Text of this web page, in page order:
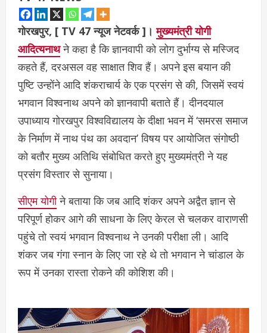
गोरखपुर, [ TV 47 न्‍यूज नेटवर्क ]। मुख्यमंत्री योगी
आदित्यनाथने कहा है कि ज्ञानवापी को लोग दुर्भाग्य से मस्जिद
कहते हैं, दरअसल वह साक्षात शिव हैं। अपने इस बयान की
पुष्टि उन्होंने आदि शंकराचार्य के एक प्रसंग से की, जिसमें स्वयं
भगवान विश्वनाथ अपने को ज्ञानवापी बताते हैं। दीनदयाल
उपाध्याय गोरखपुर विश्वविद्यालय के दीक्षा भवन में ‘समरस समाज
के निर्माण में नाथ पंथ का अवदान’ विषय पर आयोजित संगोष्ठी
को बतौर मुख्य अतिथि संबोधित करते हुए मुख्यमंत्री ने यह
प्रसंग विस्तार से सुनाया।
सीएम योगीने बताया कि जब आदि शंकर अपने अद्वैत ज्ञान से
परिपूर्ण होकर आगे की साधना के लिए केरल से चलकर वाराणसी
पहुंचे तो स्वयं भगवान विश्वनाथ ने उनकी परीक्षा ली। आदि
शंकर जब गंगा स्नान के लिए जा रहे थे तो भगवान ने चांडाल के
रूप में उनका रास्ता रोकने की कोशिश की।